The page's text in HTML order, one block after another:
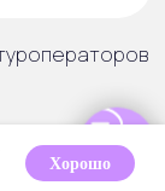
Хорошо